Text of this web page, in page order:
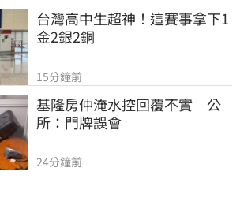
台灣高中生超神！這賽事拿下1
金2銀2銅
15分鐘前
基隆房仲淹水控回覆不實　公
所：門牌誤會
24分鐘前